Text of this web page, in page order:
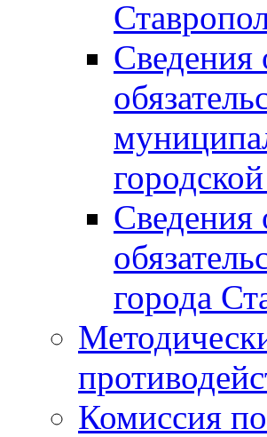
Сведения
Сведения
города
Комиссия